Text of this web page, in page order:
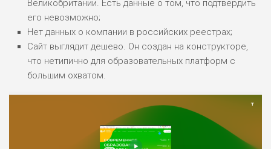
Великобритании. Есть данные о том, что подтвердить
его невозможно;
Нет данных о компании в российских реестрах;
Сайт выглядит дешево. Он создан на конструкторе,
что нетипично для образовательных платформ с
большим охватом.